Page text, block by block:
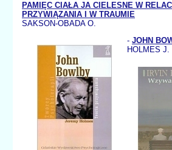
PAMIĘC CIAŁA JA CIELESNE W
PRZYWIĄZANIA I W TRAUMIE
SAKSON-OBADA O.
- JOHN
HOLMES J.